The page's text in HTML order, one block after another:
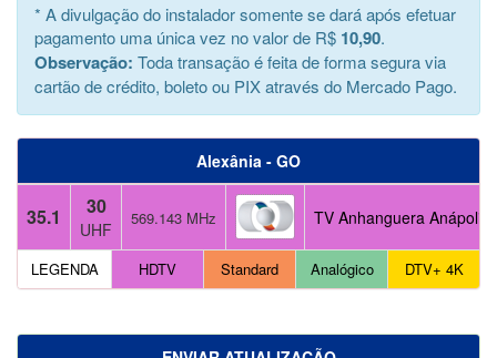
* A divulgação do instalador somente se dará após efetuar
pagamento uma única vez no valor de R$ 10,90.
Observação: Toda transação é feita de forma segura via
cartão de crédito, boleto ou PIX através do Mercado Pago.
Alexânia - GO
35.1 30
UHF
569.143 MHz TV Anhanguera Anápolis
LEGENDA HDTV Standard Analógico DTV+ 4K